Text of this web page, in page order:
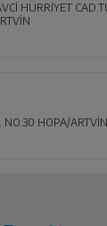
HÜRRİYET
NO:30 HOPA/ARTVİN